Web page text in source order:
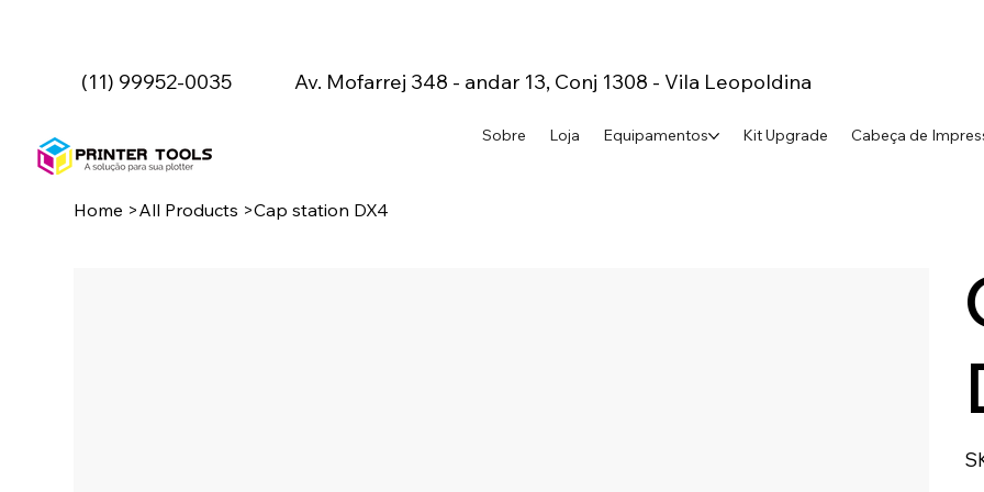
Sobre Loja Equipamentos Kit Upgrade Cabeça de
(11) 99952-0035 Av. Mofarrej 348 - andar 13, Conj 1308 - Vila Leopoldina
Home >All Products >Cap station DX4